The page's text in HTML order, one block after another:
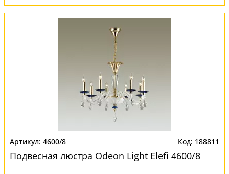
4600/8 188811
Подвесная люстра Odeon Light Elefi 4600/8